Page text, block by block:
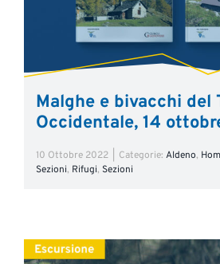
Malghe e bivacchi del
Occidentale, 14
10 Ottobre 2022 Categorie: Aldeno,
Sezioni, Rifugi, Sezioni